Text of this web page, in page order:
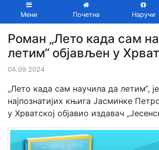
Мени Почетна Наручи
Уџбеници
вртиће
Лектира
Акције
Блог
Latinica
Роман „Лето када сам
летим“ објављен у
04.09.2024
„Лето када сам научила да летим“,
најпознатијих књига Јасминке
у Хрватској објавио издавач